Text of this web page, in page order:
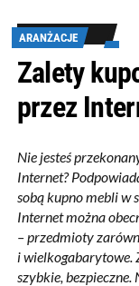
ARANŻACJE
Zalety
przez
Nie jesteś
Internet?
sobą kupno mebli w
Internet można
– przedmioty
i wielkogabarytowe.
szybkie,